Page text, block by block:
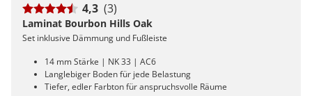
4,3 (3)
Laminat Bourbon Hills Oak
Set inklusive Dämmung und Fußleiste
14 mm Stärke | NK 33 | AC6
Langlebiger Boden für jede Belastung
Tiefer, edler Farbton für anspruchsvolle Räume